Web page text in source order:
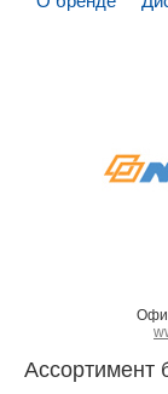
Ассортимент